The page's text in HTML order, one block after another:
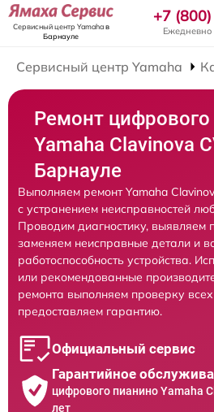
Сервисный центр Yamahaв
Барнауле
+7
Сервисный центр Yamaha
Ремонт
Yamaha Clavinova
Барнауле
Выполняем ремонт Yamaha
с устранением неисправностей
Проводим диагностику, выявляем
заменяем неисправные детали и
работоспособность устройства.
или рекомендованные
ремонта выполняем проверку
предоставляем гарантию.
Официальный сервис
Гарантийное
цифрового пианино Yamaha
лет